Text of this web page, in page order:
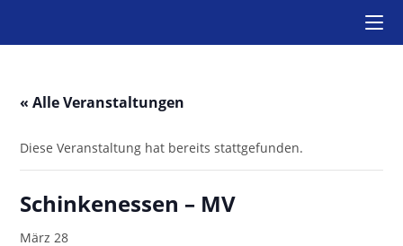
« Alle Veranstaltungen
Diese Veranstaltung hat bereits stattgefunden.
Schinkenessen – MV
März 28